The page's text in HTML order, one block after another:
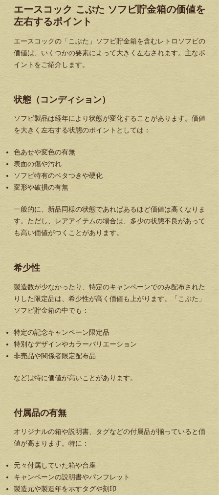
エースコック こぶた ソフビ貯金箱の価値を
左右するポイント
エースコックの「こぶた」ソフビ貯金箱を含むレトロソフビの
価値は、いくつかの要素によって大きく左右されます。主なポ
イントをご紹介します。
状態（コンディション）
ソフビ製品は経年により状態が変化することがあります。価値
を大きく左右する状態のポイントとしては：
色あせや変色の有無
表面の傷や汚れ
ソフビ特有のベタつきや硬化
変形や破損の有無
一般的に、新品同様の状態であればあるほど価値は高くなりま
す。ただし、レアアイテムの場合は、多少の状態不良があって
も高い価値がつくことがあります。
希少性
製造数が少なかったり、特定のキャンペーンでのみ配布された
りした限定品は、希少性が高く価値も上がります。「こぶた」
ソフビ貯金箱の中でも：
特定の記念キャンペーン限定品
特別なデザインやカラーバリエーション
非売品や関係者限定配布品
などは特に価値が高いことがあります。
付属品の有無
オリジナルの箱や説明書、タグなどの付属品が揃っていると価
値が高まります。特に：
元々付属していた箱や台座
キャンペーンの説明書やパンフレット
製造元や製造年を示すタグや刻印